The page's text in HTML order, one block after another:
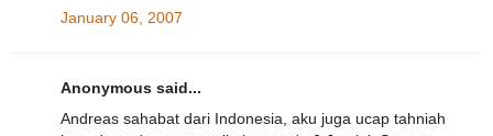
January 06, 2007
Anonymous said...
Andreas sahabat dari Indonesia, aku juga ucap tahniah